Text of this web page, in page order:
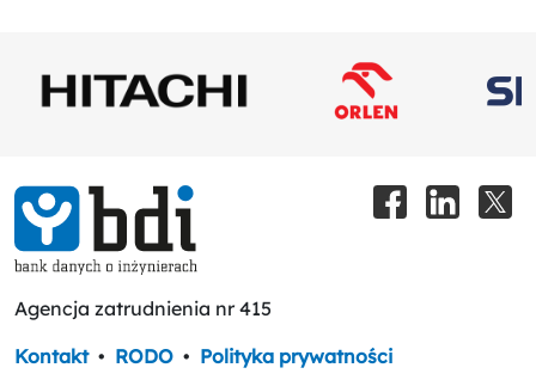
Agencja zatrudnienia nr 415
Kontakt • RODO • Polityka prywatności